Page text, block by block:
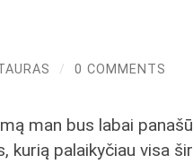
/ 0 COMMENTS
man bus labai
kurią palaikyčiau visa